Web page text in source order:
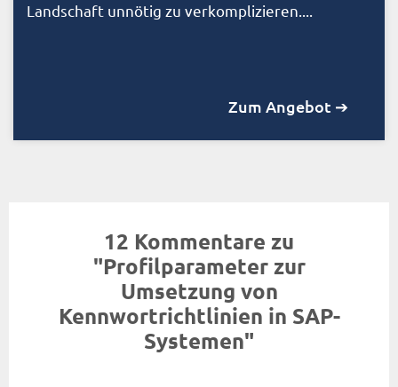
Landschaft unnötig zu verkomplizieren....
Zum Angebot ➔
12 Kommentare zu
"Profilparameter zur
Umsetzung von
Kennwortrichtlinien in SAP-
Systemen"